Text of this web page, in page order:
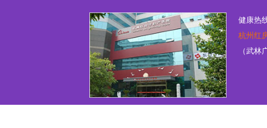
健康热
杭州红
（武